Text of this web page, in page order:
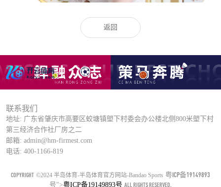
返回
联系我们
地址: 广东省肇庆市高要区蛟塘镇塱下村委会办公楼北侧800米塱下村
第三经济合作社厂房之二
邮箱: admin@hm-firmest.com
电话: 400-1166-819
COPYRIGHT ©2024 半岛体育-半岛体育官方网站-Bandao Sports 粤ICP备19149893
号">粤ICP备19149893号 ALL RIGHTS RESERVED.